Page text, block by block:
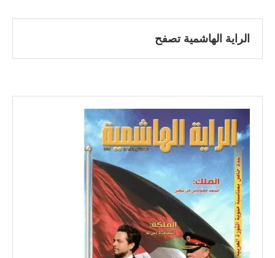
الراية الهاشمية تصفح